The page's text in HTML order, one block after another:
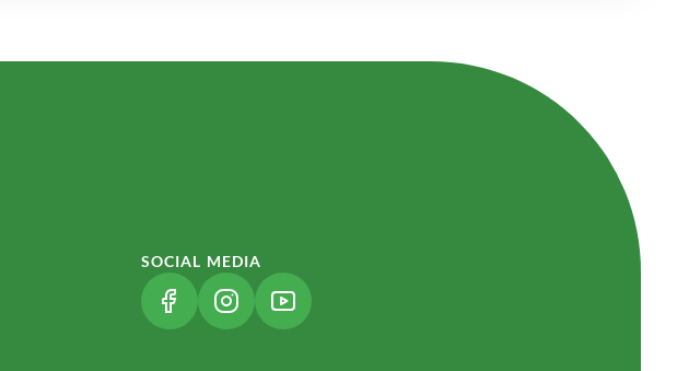
SOCIAL MEDIA
(LINK ÖFFNET IN NEUEM TAB)
(LINK ÖFFNET IN NEUEM TAB)
(LINK ÖFFNET IN NEUEM TAB)